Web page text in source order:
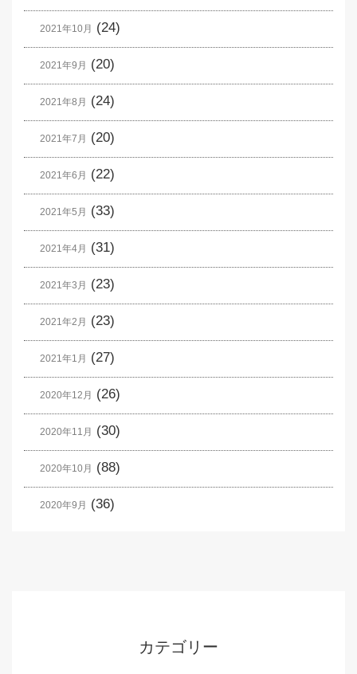
2021年10月 (24)
2021年9月 (20)
2021年8月 (24)
2021年7月 (20)
2021年6月 (22)
2021年5月 (33)
2021年4月 (31)
2021年3月 (23)
2021年2月 (23)
2021年1月 (27)
2020年12月 (26)
2020年11月 (30)
2020年10月 (88)
2020年9月 (36)
カテゴリー